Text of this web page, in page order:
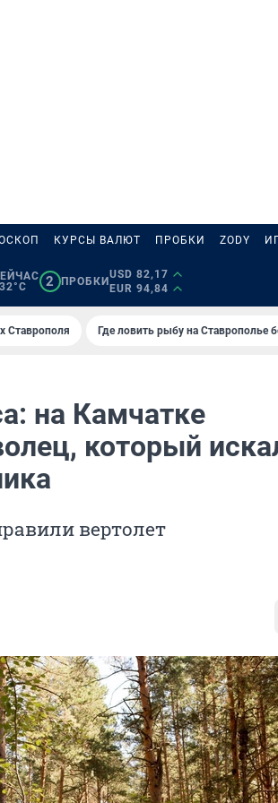
КУРСЫ ВАЛЮТ ПРОБКИ ZODY
2 ПРОБКИ
USD 82,17
EUR 94,84
Ставрополя Где ловить рыбу на Ставрополье
на Камчатке
который
вертолет